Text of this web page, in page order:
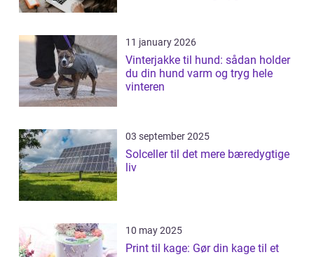
11 january 2026
Vinterjakke til hund: sådan holder
du din hund varm og tryg hele
vinteren
03 september 2025
Solceller til det mere bæredygtige
liv
10 may 2025
Print til kage: Gør din kage til et